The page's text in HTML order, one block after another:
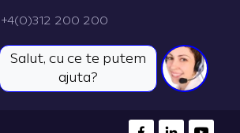
+4(0)312 200 200
+4(0)312 200 222
FACEBOOKLINKEDIN
Salut, cu ce te putem
ajuta?